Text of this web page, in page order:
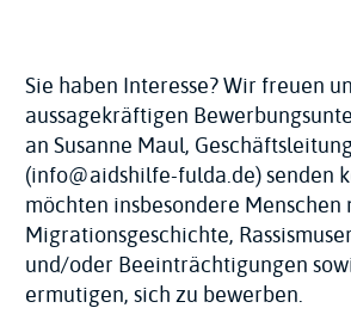
Sie haben Interesse? Wir freuen
aussagekräftigen
an Susanne Maul,
(info@aidshilfe-fulda.de) senden
möchten insbesondere Menschen
Migrationsgeschichte,
und/oder Beeinträchtigungen
ermutigen, sich zu bewerben.